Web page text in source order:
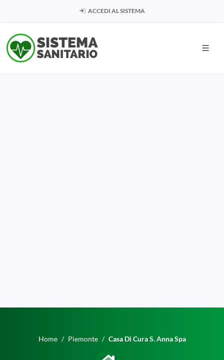
ACCEDI AL SISTEMA
Home Piemonte Casa Di Cura S. Anna Spa